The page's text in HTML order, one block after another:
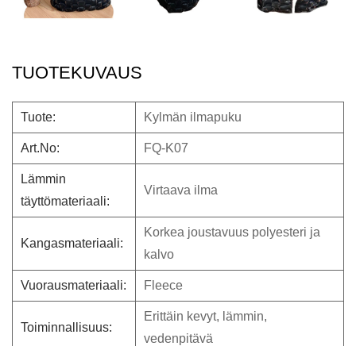
TUOTEKUVAUS
Tuote: Kylmän ilmapuku
Art.No: FQ-K07
Lämmin
täyttömateriaali:
Virtaava ilma
Kangasmateriaali:
Korkea joustavuus polyesteri ja
kalvo
Vuorausmateriaali: Fleece
Toiminnallisuus:
Erittäin kevyt, lämmin,
vedenpitävä